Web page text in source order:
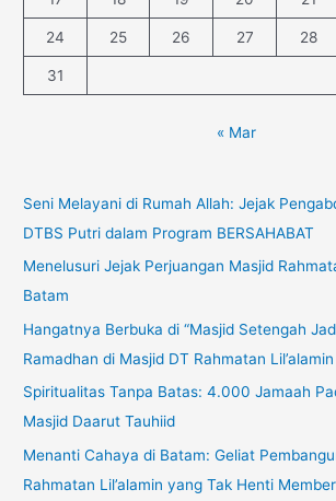
24 25 26 27 28
31
« Mar
Seni Melayani di Rumah Allah: Jejak
DTBS Putri dalam Program BERSAHABAT
Menelusuri Jejak Perjuangan Masjid
Batam
Hangatnya Berbuka di “Masjid Setengah
Ramadhan di Masjid DT Rahmatan
Spiritualitas Tanpa Batas: 4.000 Jamaah
Masjid Daarut Tauhiid
Menanti Cahaya di Batam: Geliat
Rahmatan Lil’alamin yang Tak Henti